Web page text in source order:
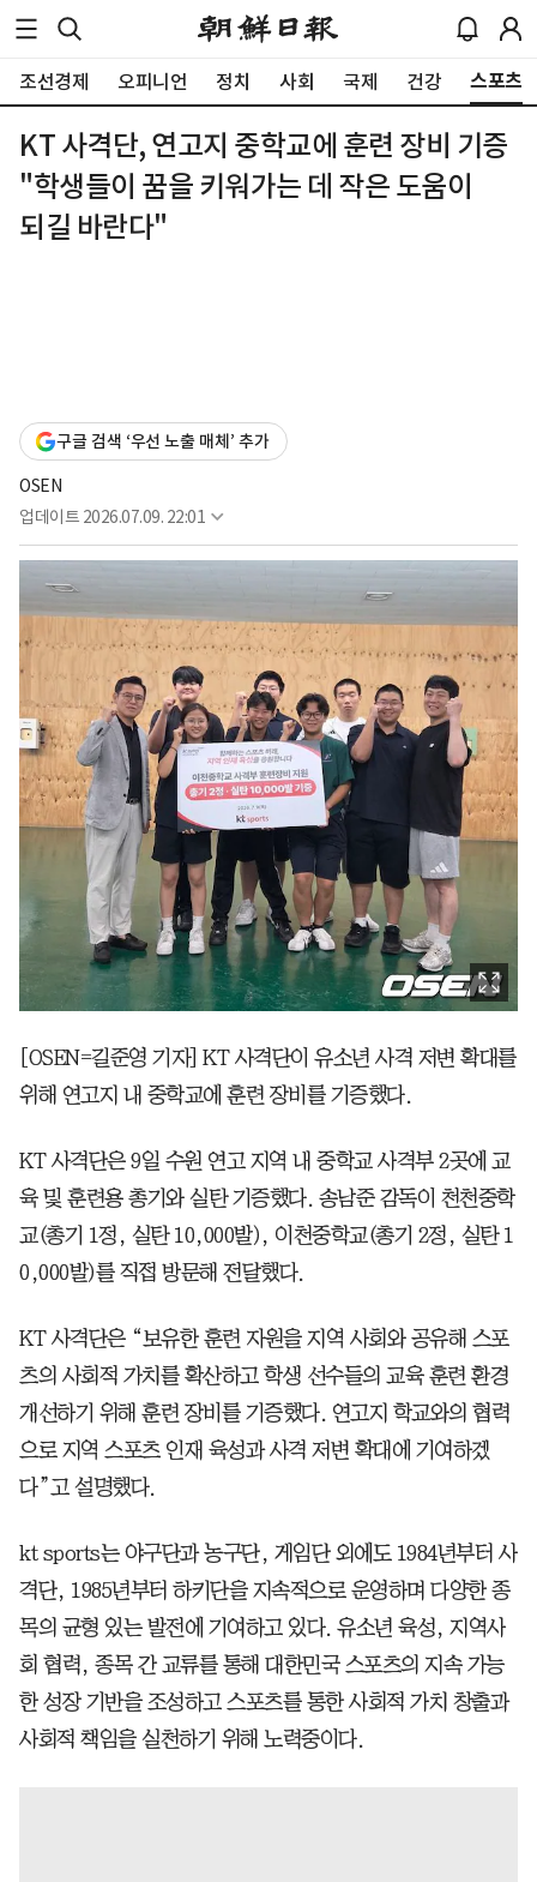
조선경제 오피니언 정치 사회 국제 건강 스포츠
KT 사격단, 연고지 중학교에 훈련 장비 기증
"학생들이 꿈을 키워가는 데 작은 도움이
되길 바란다"
구글 검색 ‘우선 노출 매체’ 추가
OSEN
업데이트 2026.07.09. 22:01
[OSEN=길준영 기자] KT 사격단이 유소년 사격 저변 확대를
위해 연고지 내 중학교에 훈련 장비를 기증했다.
KT 사격단은 9일 수원 연고 지역 내 중학교 사격부 2곳에 교
육 및 훈련용 총기와 실탄 기증했다. 송남준 감독이 천천중학
교(총기 1정, 실탄 10,000발), 이천중학교(총기 2정, 실탄 1
0,000발)를 직접 방문해 전달했다.
KT 사격단은 “보유한 훈련 자원을 지역 사회와 공유해 스포
츠의 사회적 가치를 확산하고 학생 선수들의 교육 훈련 환경
개선하기 위해 훈련 장비를 기증했다. 연고지 학교와의 협력
으로 지역 스포츠 인재 육성과 사격 저변 확대에 기여하겠
다”고 설명했다.
kt sports는 야구단과 농구단, 게임단 외에도 1984년부터 사
격단, 1985년부터 하키단을 지속적으로 운영하며 다양한 종
목의 균형 있는 발전에 기여하고 있다. 유소년 육성, 지역사
회 협력, 종목 간 교류를 통해 대한민국 스포츠의 지속 가능
한 성장 기반을 조성하고 스포츠를 통한 사회적 가치 창출과
사회적 책임을 실천하기 위해 노력중이다.